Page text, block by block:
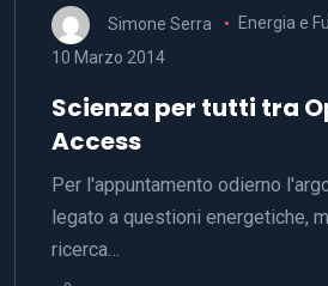
Simone Serra
Energia e
10 Marzo 2014
Scienza per tutti tra
Access
Per l'appuntamento odierno
legato a questioni energetiche,
ricerca…